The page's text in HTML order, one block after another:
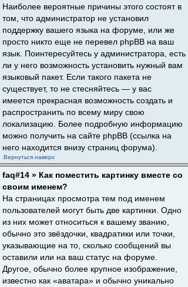
Наиболее вероятные причины этого состоят в
том, что администратор не установил
поддержку вашего языка на форуме, или же
просто никто еще не перевел phpBB на ваш
язык. Поинтересуйтесь у администратора, есть
ли у него возможность установить нужный вам
языковый пакет. Если такого пакета не
существует, то не стесняйтесь — у вас
имеется прекрасная возможность создать и
распространить по всему миру свою
локализацию. Более подробную информацию
можно получить на сайте phpBB (ссылка на
него находится внизу страниц форума).
Вернуться наверх
faq#14 » Как поместить картинку вместе со
своим именем?
На страницах просмотра тем под именем
пользователей могут быть две картинки. Одно
из них может относиться к вашему званию,
обычно это звёздочки, квадратики или точки,
указывающие на то, сколько сообщений вы
оставили или на ваш статус на форуме.
Другое, обычно более крупное изображение,
известно как «аватара» и обычно уникально